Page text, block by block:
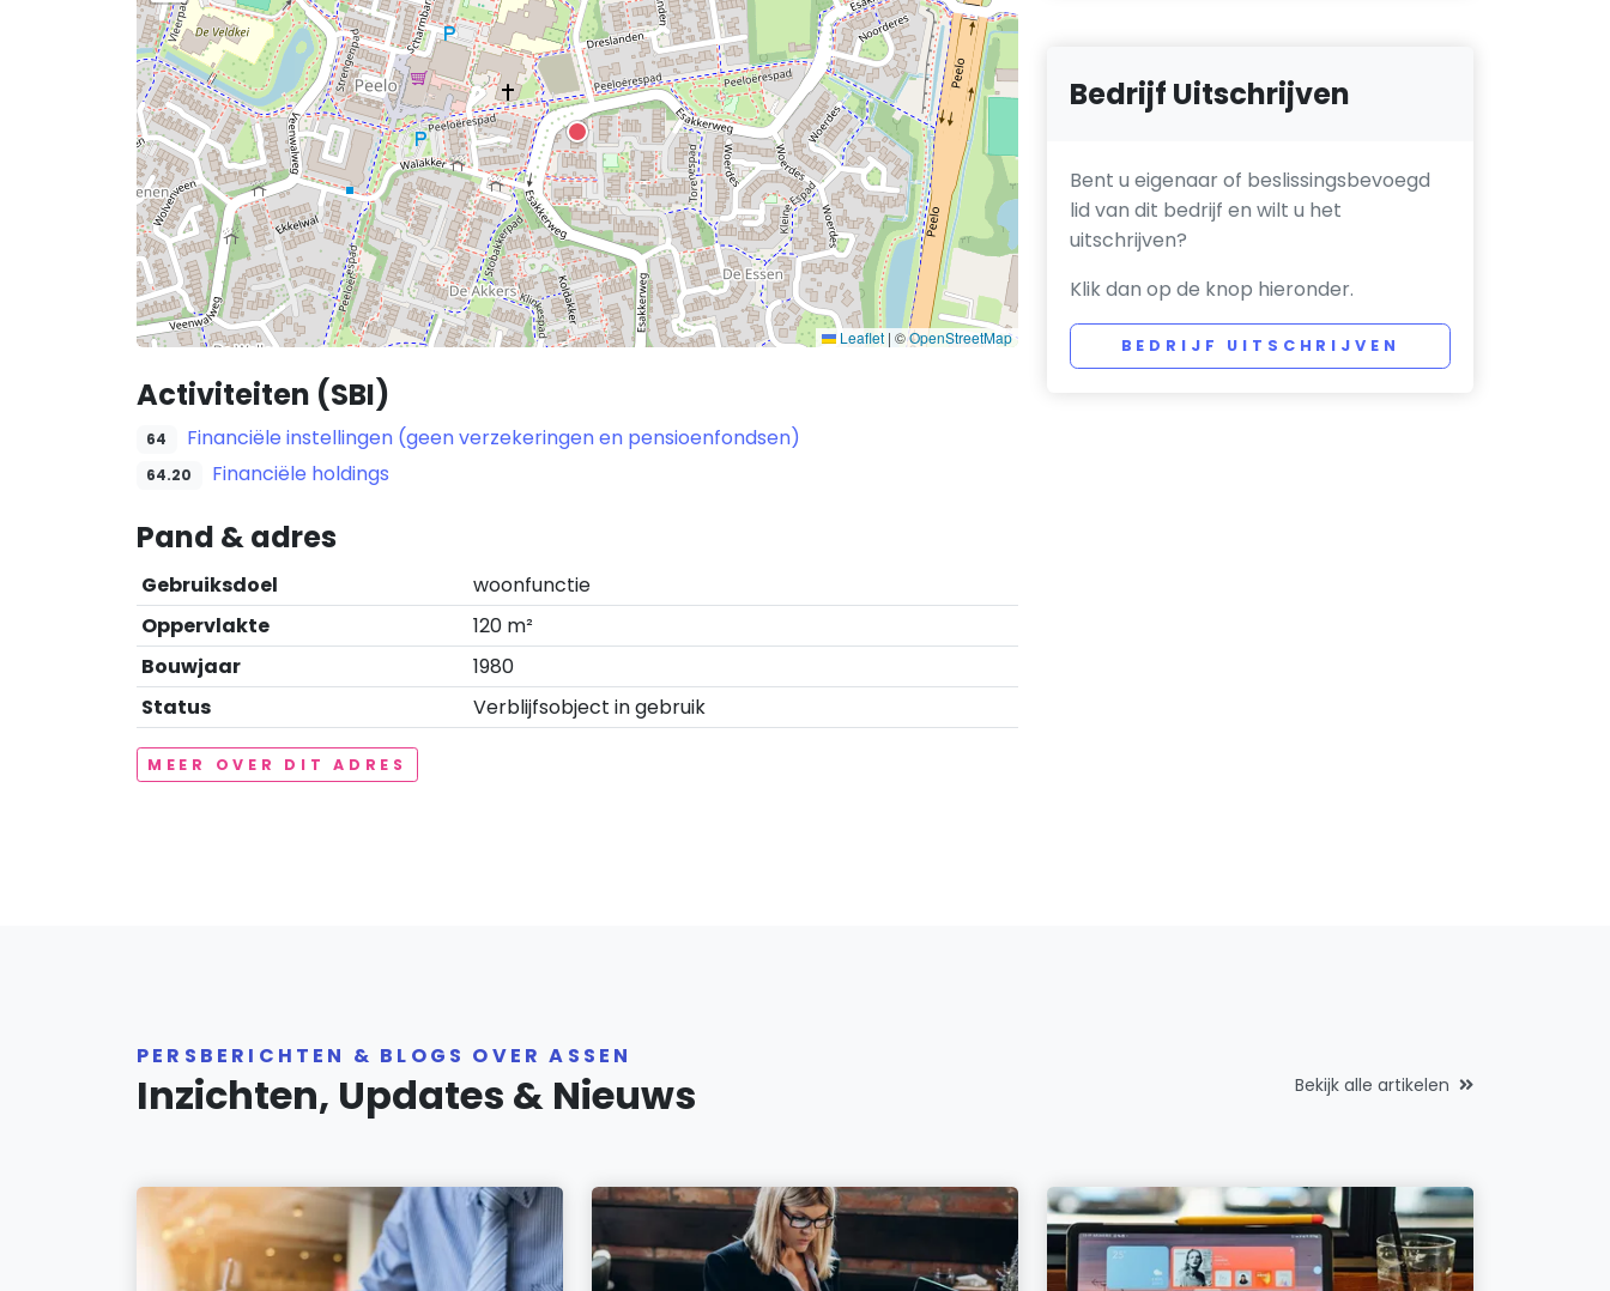
Leaflet | ©OpenStreetMap
Activiteiten (SBI)
64 Financiële instellingen (geen verzekeringen en pensioenfondsen)
64.20 Financiële holdings
Pand & adres
Gebruiksdoel
woonfunctie
Oppervlakte
120 m²
Bouwjaar
1980
Status
Verblijfsobject in gebruik
MEER OVER DIT ADRES
Bedrijf Uitschrijven
Bent u eigenaar of beslissingsbevoegd
lid van dit bedrijf en wilt u het
uitschrijven?
Klik dan op de knop hieronder.
BEDRIJF UITSCHRIJVEN
PERSBERICHTEN & BLOGS OVER ASSEN
Inzichten, Updates & Nieuws Bekijk alle artikelen